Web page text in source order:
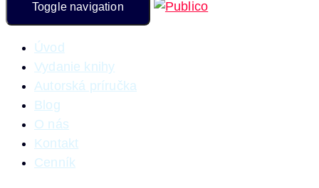
Toggle navigation
Úvod
Vydanie knihy
Autorská príručka
Blog
O nás
Kontakt
Cenník